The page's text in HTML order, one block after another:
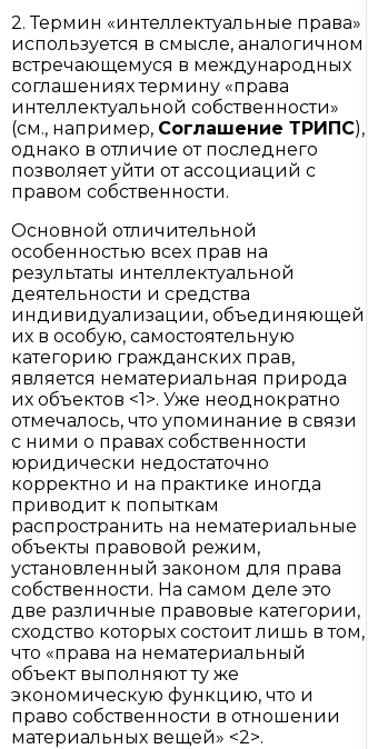
2. Термин «интеллектуальные права»
используется в смысле, аналогичном
встречающемуся в международных
соглашениях термину «права
интеллектуальной собственности»
(см., например, Соглашение ТРИПС),
однако в отличие от последнего
позволяет уйти от ассоциаций с
правом собственности.
Основной отличительной
особенностью всех прав на
результаты интеллектуальной
деятельности и средства
индивидуализации, объединяющей
их в особую, самостоятельную
категорию гражданских прав,
является нематериальная природа
их объектов <1>. Уже неоднократно
отмечалось, что упоминание в связи
с ними о правах собственности
юридически недостаточно
корректно и на практике иногда
приводит к попыткам
распространить на нематериальные
объекты правовой режим,
установленный законом для права
собственности. На самом деле это
две различные правовые категории,
сходство которых состоит лишь в том,
что «права на нематериальный
объект выполняют ту же
экономическую функцию, что и
право собственности в отношении
материальных вещей» <2>.